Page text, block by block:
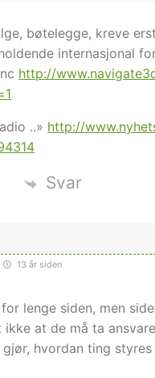
bøtelegge, kreve
internasjonal
http://
..» http://
Svar
13 år siden
lenge siden, men
ikke at de må ta
gjør, hvordan ting